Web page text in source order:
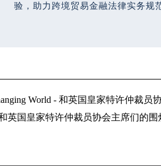
验，助力跨境贸易金融法律实务规
World - 和英国皇家特许仲裁
和英国皇家特许仲裁员协会主席们的